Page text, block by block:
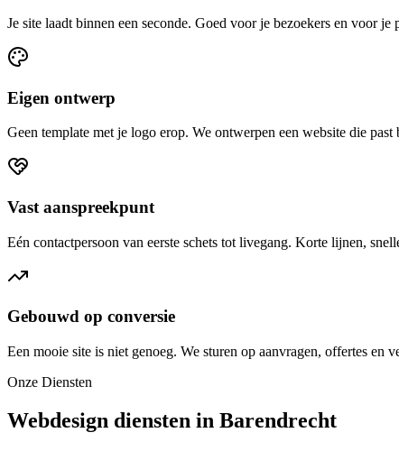
Je site laadt binnen een seconde. Goed voor je bezoekers en voor je
Eigen ontwerp
Geen template met je logo erop. We ontwerpen een website die
Vast aanspreekpunt
Eén contactpersoon van eerste schets tot livegang. Korte lijnen,
Gebouwd op conversie
Een mooie site is niet genoeg. We sturen op aanvragen, offertes en
Onze Diensten
Webdesign diensten in Barendrecht